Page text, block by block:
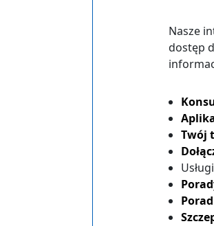
Nasze
dostęp
Twój